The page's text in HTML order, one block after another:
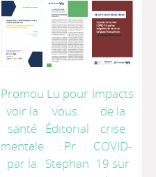
Promou
voir la
santé
mentale
par la
Lu pour
vous :
Éditorial
: Pr
Stephan
Impacts
de la
crise
COVID-
19 sur